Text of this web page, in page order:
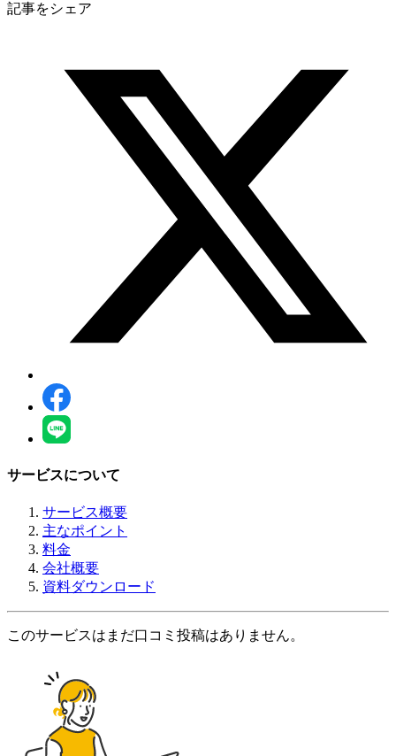
記事をシェア
サービスについて
サービス概要
主なポイント
料金
会社概要
資料ダウンロード
このサービスはまだ口コミ投稿はありません。